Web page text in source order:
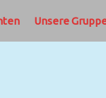
Unsere